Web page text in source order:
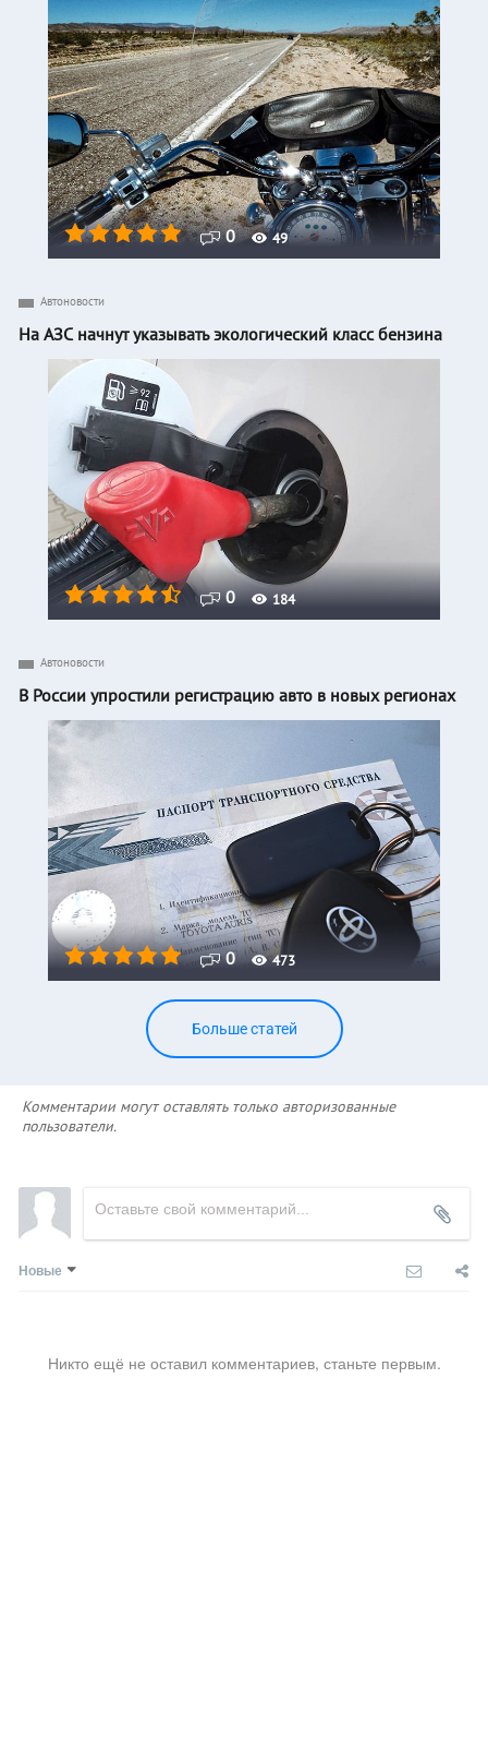
0 49
0 184
Автоновости
На АЗС начнут указывать экологический класс бензина
0 473
Автоновости
В России упростили регистрацию авто в новых регионах
Больше статей
Комментарии могут оставлять только авторизованные
пользователи.
Новые
Никто ещё не оставил комментариев, станьте первым.